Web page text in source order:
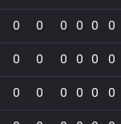
0 0 0 0 0 0
0 0 0 0 0 0
0 0 0 0 0 0